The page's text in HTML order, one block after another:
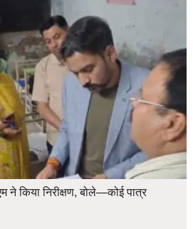
ने किया निरीक्षण, बोले—कोई पात्र